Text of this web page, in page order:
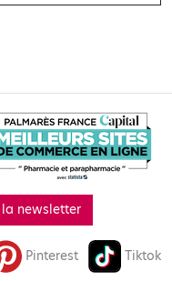
newsletter
Pinterest Tiktok